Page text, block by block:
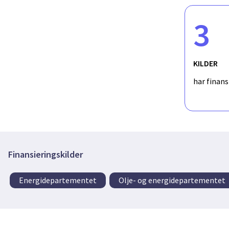
3
KILDER
har
Finansieringskilder
Energidepartementet Olje- og energidepartementet